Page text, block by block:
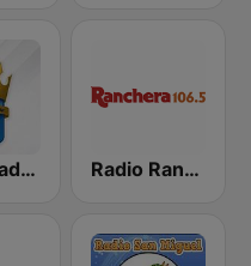
Radio Cadena YSKL La Poderosa Radio Ranchera El Salvador